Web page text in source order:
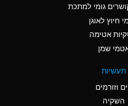
C
A
גומי למתכת
חיוץ לאוגן
אטימה
שמן
תעשיות
וזורמים
השקיה